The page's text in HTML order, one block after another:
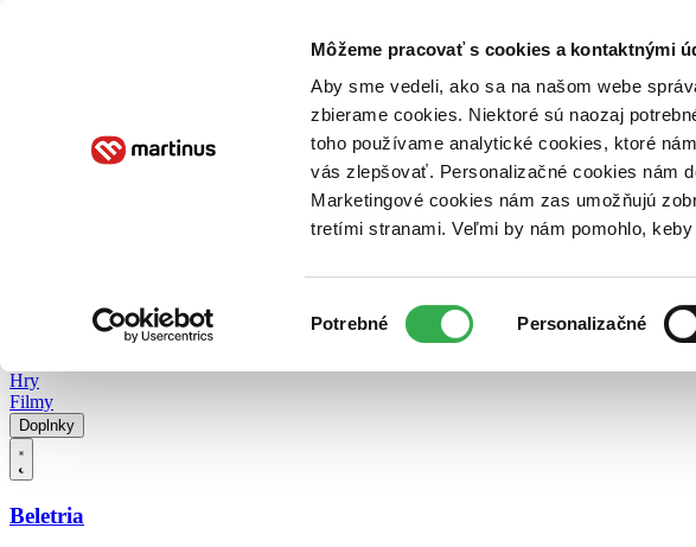
Môžeme pracovať s cookies a kontaktnými
Aby sme vedeli, ako sa na našom webe
zbierame cookies. Niektoré sú naozaj
toho používame analytické cookies, ktoré
vás zlepšovať. Personalizačné cookies nám
Marketingové cookies nám zas umožňujú
tretími stranami. Veľmi by nám pomohlo,
súhlasu
Potrebné Personalizačné
Poukážky Kontakt
Hry
Filmy
Doplnky
Beletria